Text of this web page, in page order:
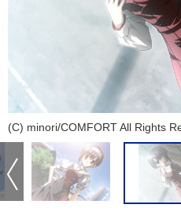
(C) minori/COMFORT All Rights